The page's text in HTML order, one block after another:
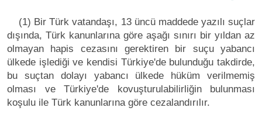
(1) Bir Türk vatandaşı, 13 üncü maddede yazılı suçlar
dışında, Türk kanunlarına göre aşağı sınırı bir yıldan az
olmayan hapis cezasını gerektiren bir suçu yabancı
ülkede işlediği ve kendisi Türkiye'de bulunduğu takdirde,
bu suçtan dolayı yabancı ülkede hüküm verilmemiş
olması ve Türkiye'de kovuşturulabilirliğin bulunması
koşulu ile Türk kanunlarına göre cezalandırılır.